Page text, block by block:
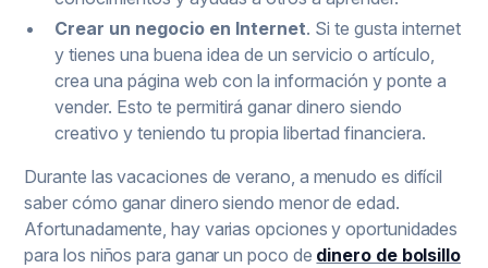
Crear un negocio en Internet. Si te gusta internet
y tienes una buena idea de un servicio o artículo,
crea una página web con la información y ponte a
vender. Esto te permitirá ganar dinero siendo
creativo y teniendo tu propia libertad financiera.
Durante las vacaciones de verano, a menudo es difícil
saber cómo ganar dinero siendo menor de edad.
Afortunadamente, hay varias opciones y oportunidades
para los niños para ganar un poco de dinero de bolsillo